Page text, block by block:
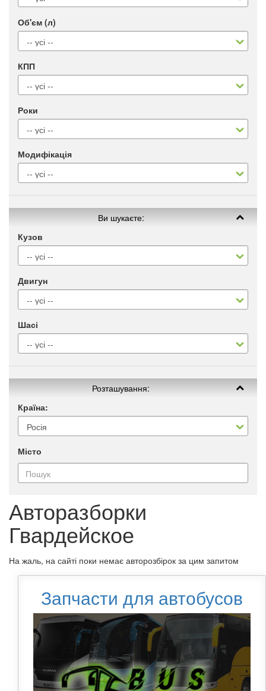
Об'єм (л)
КПП
Роки
Модифікація
Ви шукаєте:
Кузов
Двигун
Шасі
Розташування:
Країна:
Місто
Авторазборки
Гвардейское
На жаль, на сайті поки немає авторозбірок за цим запитом
Запчасти для автобусов